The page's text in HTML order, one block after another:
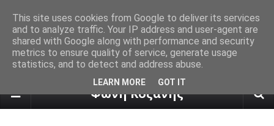
πρόγνωση καιρού από το
Φωνή Κοζάνης
This site uses cookies from Google to deliver its services
and to analyze traffic. Your IP address and user-agent are
shared with Google along with performance and security
metrics to ensure quality of service, generate usage
statistics, and to detect and address abuse.
LEARN MORE GOT IT